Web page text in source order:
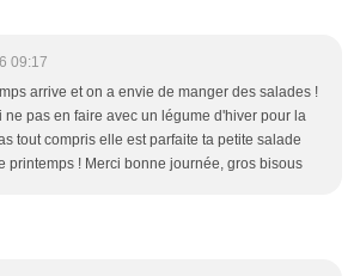
09:17
arrive et on a envie de manger des salades !
ne pas en faire avec un légume d'hiver pour la
tout compris elle est parfaite ta petite salade
printemps ! Merci bonne journée, gros bisous